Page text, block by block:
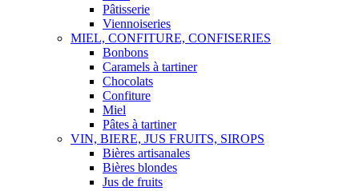
Pâtisserie
Viennoiseries
MIEL, CONFITURE, CONFISERIES
Bonbons
Caramels à tartiner
Chocolats
Confiture
Miel
Pâtes à tartiner
VIN, BIERE, JUS FRUITS, SIROPS
Bières artisanales
Bières blondes
Jus de fruits